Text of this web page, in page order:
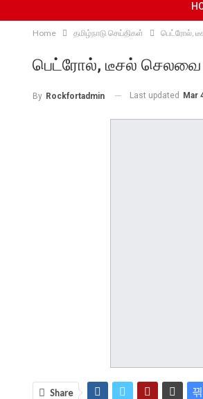
Home தமிழ்நாடு செய்திகள் பெட்ரோல்,
பெட்ரோல், டீசல்
By Rockfortadmin Last updated Mar
Share